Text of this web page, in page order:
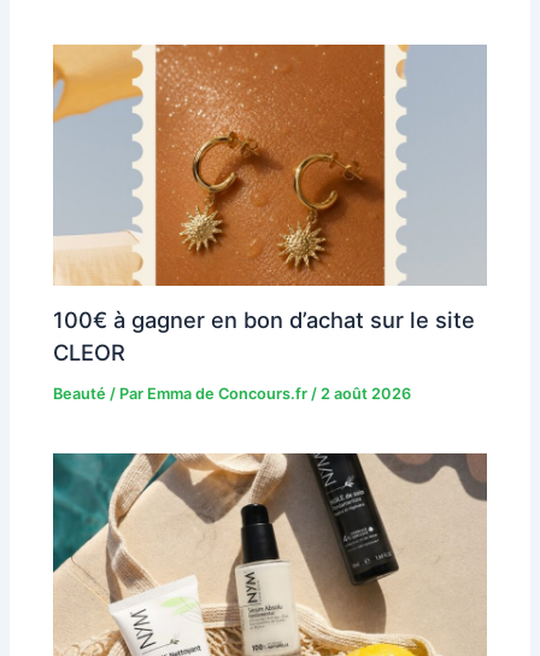
100€ à gagner en bon d’achat sur le site
CLEOR
Beauté / Par Emma de Concours.fr / 2 août 2026